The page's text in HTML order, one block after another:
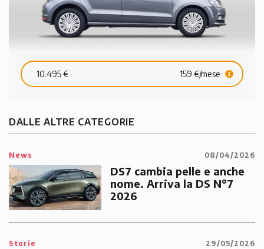
10.495 € 159 €/mese
DALLE ALTRE CATEGORIE
News 08/04/2026
DS7 cambia pelle e anche
nome. Arriva la DS N°7
2026
Storie 29/05/2026